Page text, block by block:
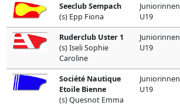
Seeclub Sempach
(s) Epp Fiona
Juniorinnen
U19
Ruderclub Uster 1
(s) Iseli Sophie
Caroline
Juniorinnen
U19
Société Nautique
Etoile Bienne
(s) Quesnot Emma
Juniorinnen
U19